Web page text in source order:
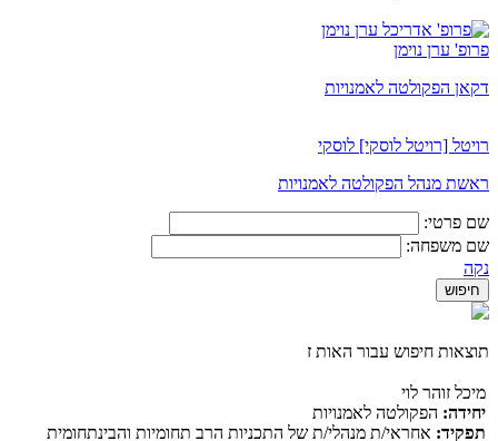
פרופ' ערן נוימן
דקאן הפקולטה לאמנויות
רויטל [רויטל לוסקי] לוסקי
ראשת מנהל הפקולטה לאמנויות
שם פרטי:
שם משפחה:
נקה
תוצאות חיפוש עבור האות ז
מיכל זוהר לוי
יחידה: הפקולטה לאמנויות
תפקיד: אחראי/ת מנהלי/ת של התכניות הרב תחומיות והבינתחומית